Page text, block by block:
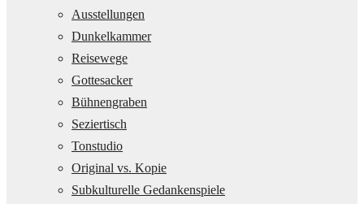
Ausstellungen
Dunkelkammer
Reisewege
Gottesacker
Bühnengraben
Seziertisch
Tonstudio
Original vs. Kopie
Subkulturelle Gedankenspiele